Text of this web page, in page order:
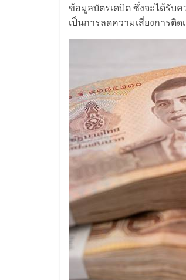
ข้อมูลบัตรเดบิต ซึ่งจะได้รับ
เป็นการลดความเสี่ยงการติ